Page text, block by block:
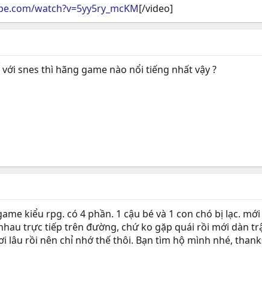
watch?v=5yy5ry_mcKM[/video]
snes thì hãng game nào nổi tiếng nhất vậy ?
kiểu rpg. có 4 phần. 1 cậu bé và 1 con chó bị lạc.
trực tiếp trên đường, chứ ko gặp quái rồi mới dàn
lâu rồi nên chỉ nhớ thế thôi. Bạn tìm hộ mình nhé,